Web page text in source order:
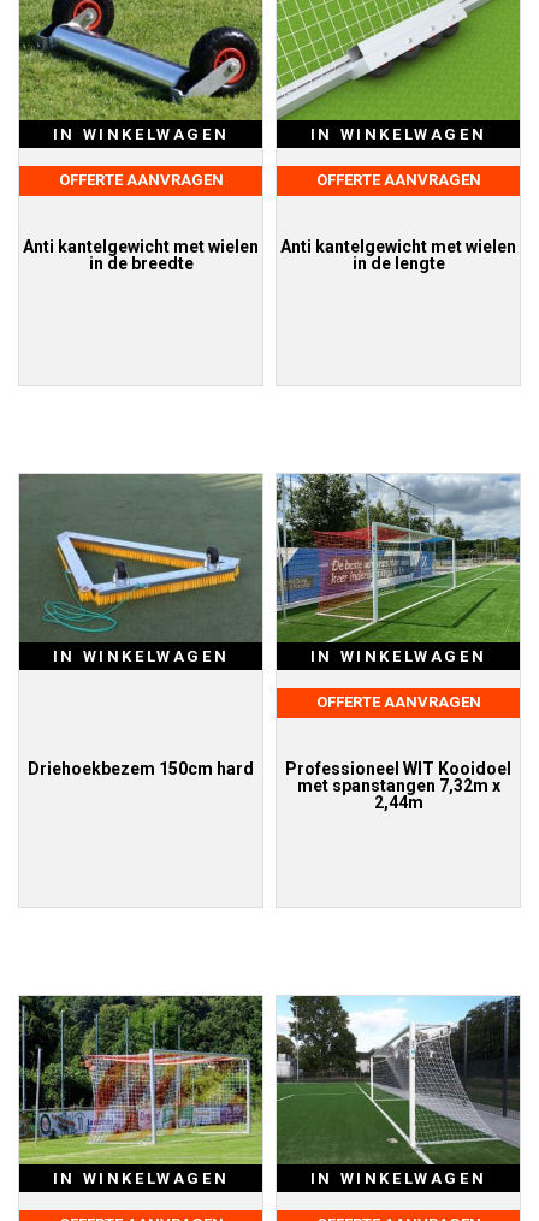
IN WINKELWAGEN
OFFERTE AANVRAGEN
Anti kantelgewicht met wielen
in de breedte
IN WINKELWAGEN
OFFERTE AANVRAGEN
Anti kantelgewicht met wielen
in de lengte
IN WINKELWAGEN
Driehoekbezem 150cm hard
IN WINKELWAGEN
OFFERTE AANVRAGEN
Professioneel WIT Kooidoel
met spanstangen 7,32m x
2,44m
IN WINKELWAGEN IN WINKELWAGEN